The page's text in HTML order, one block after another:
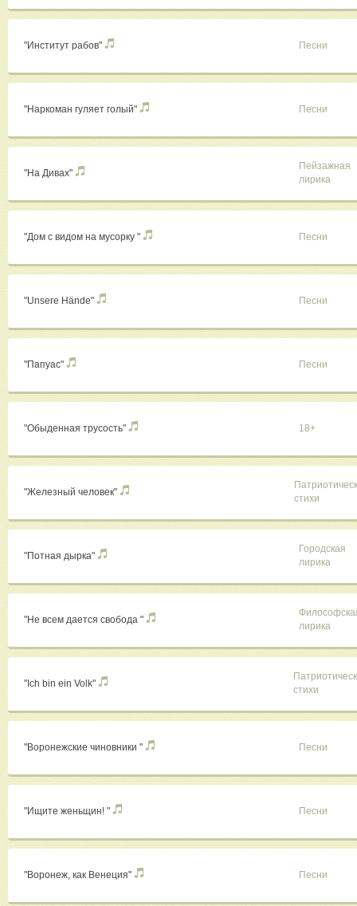
"Институт рабов" Песни
"Наркоман гуляет голый" Песни
"На Дивах"
Пейзажная
лирика
"Дом с видом на мусорку " Песни
"Unsere Hände" Песни
"Папуас" Песни
"Обыденная трусость" 18+
"Железный человек"
стихи
"Потная дырка"
Городская
лирика
"Не всем дается свобода "
лирика
"Ich bin ein Volk"
стихи
"Воронежские чиновники " Песни
"Ищите женьщин! " Песни
"Воронеж, как Венеция" Песни